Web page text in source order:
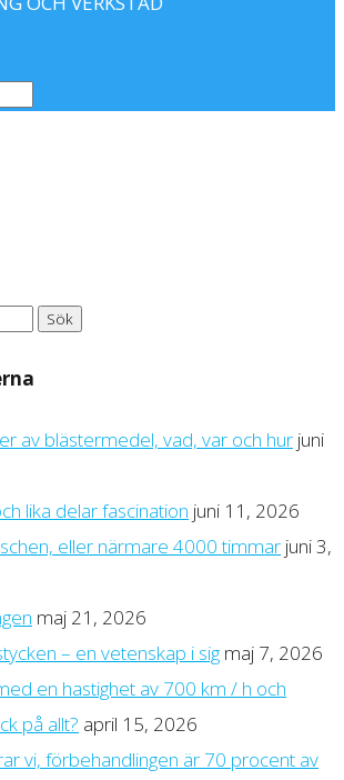
av blästermedel, vad, var och hur juni
lika delar fascination juni 11, 2026
eller närmare 4000 timmar juni 3,
maj 21, 2026
– en vetenskap i sig maj 7, 2026
en hastighet av 700 km / h och
på allt? april 15, 2026
vi, förbehandlingen är 70 procent av